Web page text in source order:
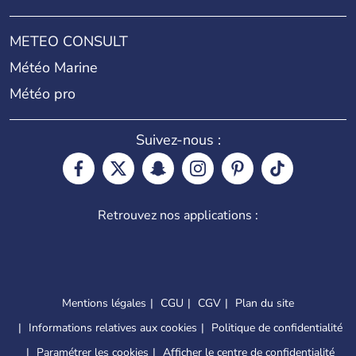
METEO CONSULT
Météo Marine
Météo pro
Suivez-nous :
Retrouvez nos applications :
Mentions légales CGU CGV
Plan du site
Informations relatives aux cookies
Politique de confidentialité
Paramétrer les cookies
Afficher le centre de confidentialité